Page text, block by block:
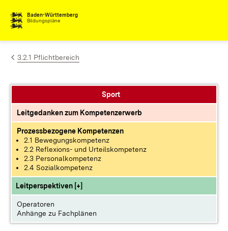
Zum Inhalt springen
Baden-Württemberg
Bildungspläne
3.2.1 Pflichtbereich
Sport
Leitgedanken zum Kompetenzerwerb
Prozessbezogene Kompetenzen
2.1 Bewegungskompetenz
2.2 Reflexions- und Urteilskompetenz
2.3 Personalkompetenz
2.4 Sozialkompetenz
Leitperspektiven [+]
Operatoren
Anhänge zu Fachplänen